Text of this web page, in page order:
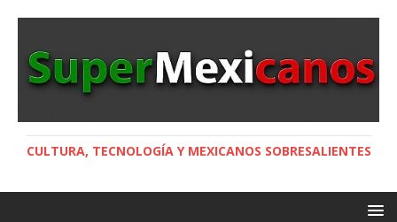
CULTURA, TECNOLOGÍA Y MEXICANOS SOBRESALIENTES